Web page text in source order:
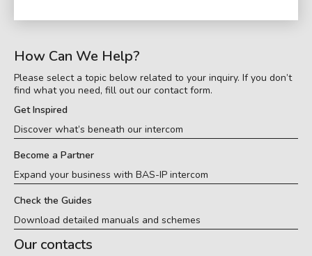
How Can We Help?
Please select a topic below related to your inquiry. If you don’t
find what you need, fill out our contact form.
Get Inspired
Discover what’s beneath our intercom
Become a Partner
Expand your business with BAS-IP intercom
Check the Guides
Download detailed manuals and schemes
Our contacts